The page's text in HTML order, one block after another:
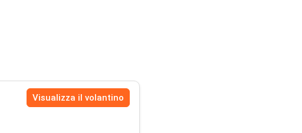
Visualizza il volantino